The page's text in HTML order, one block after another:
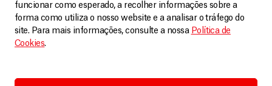
funcionar como esperado, a recolher informações sobre a
forma como utiliza o nosso website e a analisar o tráfego do
site. Para mais informações, consulte a nossa Política de
Cookies.